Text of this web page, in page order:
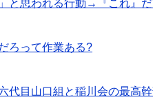
と思われる行動→『これ』
ろって作業ある?
目山口組と稲川会の最高